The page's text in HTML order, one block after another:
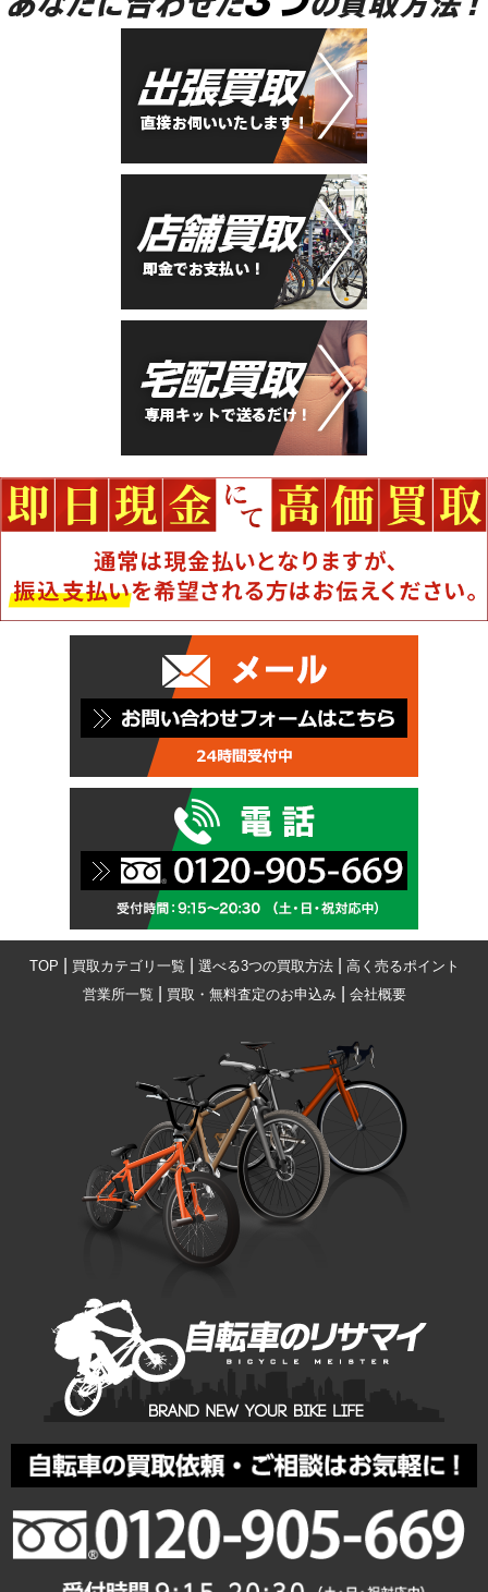
TOP 買取カテゴリ一覧 選べる3つの買取方法| 高く売るポイント
営業所一覧
買取・無料査定のお申込み| 会社概要